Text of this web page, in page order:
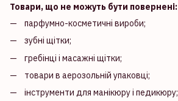
Товари, що не можуть бути повернені:
парфумно-косметичні вироби;
зубні щітки;
гребінці і масажні щітки;
товари в аерозольній упаковці;
інструменти для манікюру і педикюру;